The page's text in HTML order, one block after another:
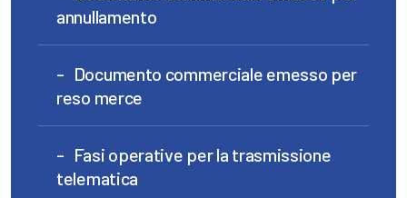
annullamento
Documento commerciale emesso per
reso merce
Fasi operative per la trasmissione
telematica